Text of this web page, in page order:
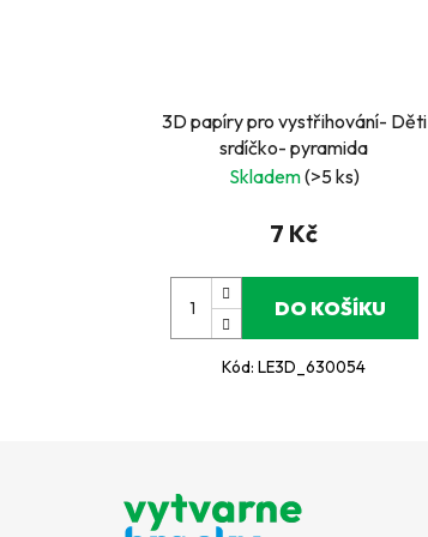
3D papíry pro vystřihování- Děti
srdíčko- pyramida
Skladem(>5 ks)
7 Kč
DO KOŠÍKU
Kód:LE3D_630054